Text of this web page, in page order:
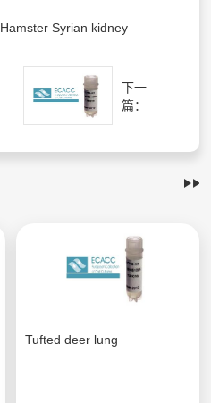
Hamster Syrian kidney
下一
篇：
Tufted deer lung